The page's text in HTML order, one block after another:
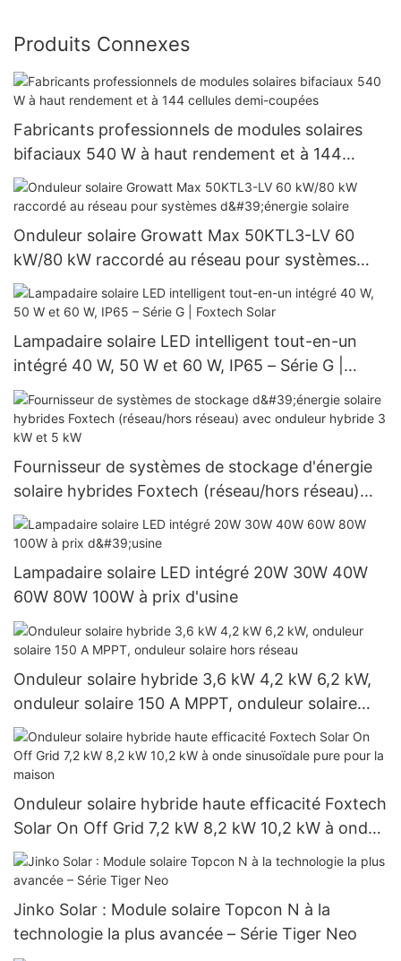
Produits Connexes
Fabricants professionnels de modules solaires
bifaciaux 540 W à haut rendement et à 144
cellules demi-coupées
Onduleur solaire Growatt Max 50KTL3-LV 60
kW/80 kW raccordé au réseau pour systèmes
d'énergie solaire
Lampadaire solaire LED intelligent tout-en-un
intégré 40 W, 50 W et 60 W, IP65 – Série G |
Foxtech Solar
Fournisseur de systèmes de stockage d'énergie
solaire hybrides Foxtech (réseau/hors réseau)
avec onduleur hybride 3 kW et 5 kW
Lampadaire solaire LED intégré 20W 30W 40W
60W 80W 100W à prix d'usine
Onduleur solaire hybride 3,6 kW 4,2 kW 6,2 kW,
onduleur solaire 150 A MPPT, onduleur solaire
hors réseau
Onduleur solaire hybride haute efficacité Foxtech
Solar On Off Grid 7,2 kW 8,2 kW 10,2 kW à onde
sinusoïdale pure pour la maison
Jinko Solar : Module solaire Topcon N à la
technologie la plus avancée – Série Tiger Neo